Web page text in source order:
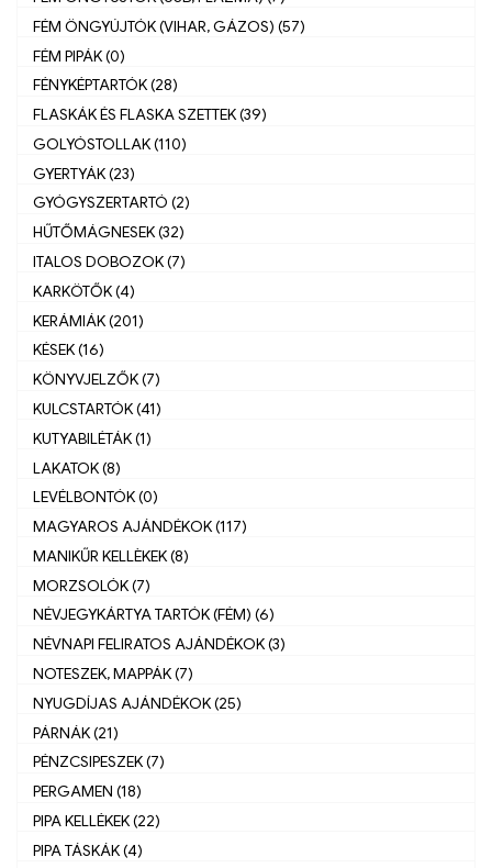
FÉM ÖNGYÚJTÓK (VIHAR, GÁZOS) (57)
FÉM PIPÁK (0)
FÉNYKÉPTARTÓK (28)
FLASKÁK ÉS FLASKA SZETTEK (39)
GOLYÓSTOLLAK (110)
GYERTYÁK (23)
GYÓGYSZERTARTÓ (2)
HŰTŐMÁGNESEK (32)
ITALOS DOBOZOK (7)
KARKÖTŐK (4)
KERÁMIÁK (201)
KÉSEK (16)
KÖNYVJELZŐK (7)
KULCSTARTÓK (41)
KUTYABILÉTÁK (1)
LAKATOK (8)
LEVÉLBONTÓK (0)
MAGYAROS AJÁNDÉKOK (117)
MANIKŰR KELLÈKEK (8)
MORZSOLÓK (7)
NÉVJEGYKÁRTYA TARTÓK (FÉM) (6)
NÉVNAPI FELIRATOS AJÁNDÉKOK (3)
NOTESZEK, MAPPÁK (7)
NYUGDÍJAS AJÁNDÉKOK (25)
PÁRNÁK (21)
PÉNZCSIPESZEK (7)
PERGAMEN (18)
PIPA KELLÉKEK (22)
PIPA TÁSKÁK (4)